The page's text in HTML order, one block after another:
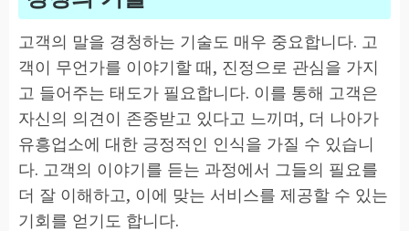
고객의 말을 경청하는 기술도 매우 중요합니다. 고
객이 무언가를 이야기할 때, 진정으로 관심을 가지
고 들어주는 태도가 필요합니다. 이를 통해 고객은
자신의 의견이 존중받고 있다고 느끼며, 더 나아가
유흥업소에 대한 긍정적인 인식을 가질 수 있습니
다. 고객의 이야기를 듣는 과정에서 그들의 필요를
더 잘 이해하고, 이에 맞는 서비스를 제공할 수 있는
기회를 얻기도 합니다.